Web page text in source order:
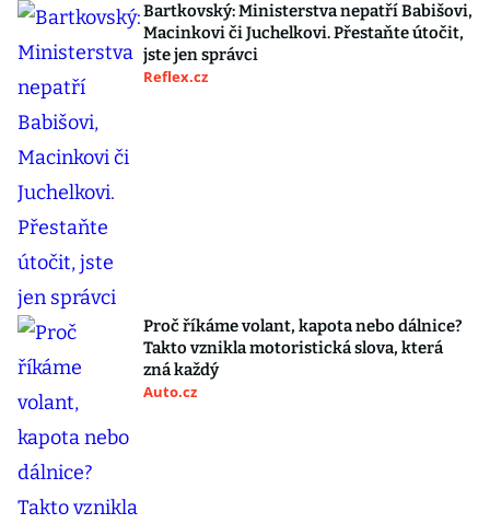
Bartkovský: Ministerstva nepatří Babišovi,
Macinkovi či Juchelkovi. Přestaňte útočit,
jste jen správci
Reflex.cz
Proč říkáme volant, kapota nebo dálnice?
Takto vznikla motoristická slova, která
zná každý
Auto.cz